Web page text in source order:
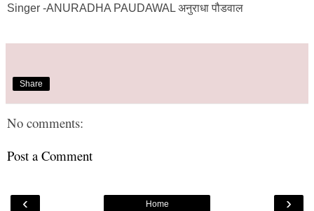
Singer -ANURADHA PAUDAWAL अनुराधा पौडवाल
Share
No comments:
Post a Comment
‹ ›
Home